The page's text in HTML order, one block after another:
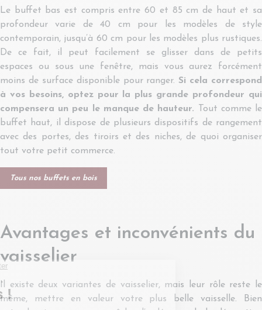
Le buffet bas est compris entre 60 et 85 cm de haut et sa
profondeur varie de 40 cm pour les modèles de style
contemporain, jusqu’à 60 cm pour les modèles plus rustiques.
De ce fait, il peut facilement se glisser dans de petits
espaces ou sous une fenêtre, mais vous aurez forcément
moins de surface disponible pour ranger. Si cela correspond
à vos besoins, optez pour la plus grande profondeur qui
compensera un peu le manque de hauteur. Tout comme le
buffet haut, il dispose de plusieurs dispositifs de rangement
avec des portes, des tiroirs et des niches, de quoi organiser
tout votre petit commerce.
Tous nos buffets en bois
Avantages et inconvénients du
vaisselier
Il existe deux variantes de vaisselier, mais leur rôle reste le
même, mettre en valeur votre plus belle vaisselle. Bien